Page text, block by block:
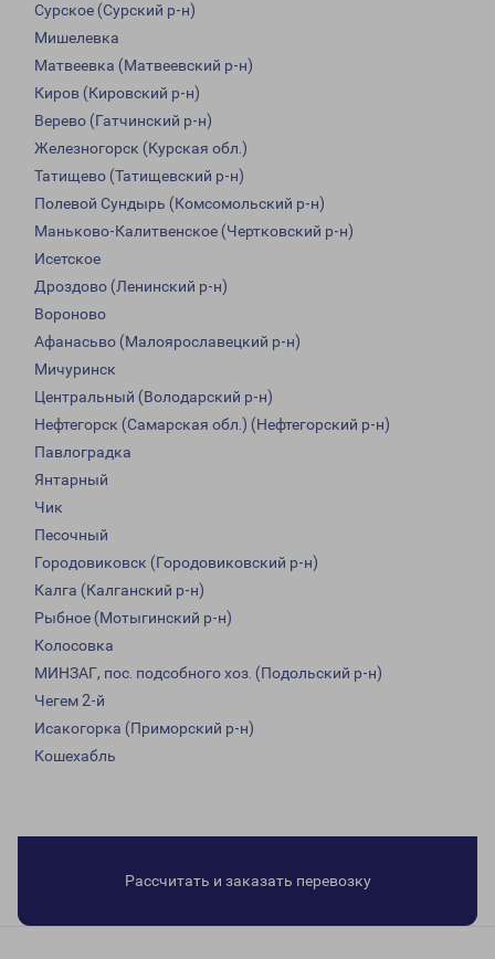
Сурское (Сурский р-н)
Мишелевка
Матвеевка (Матвеевский р-н)
Киров (Кировский р-н)
Верево (Гатчинский р-н)
Железногорск (Курская обл.)
Татищево (Татищевский р-н)
Полевой Сундырь (Комсомольский р-н)
Маньково-Калитвенское (Чертковский р-н)
Исетское
Дроздово (Ленинский р-н)
Вороново
Афанасьво (Малоярославецкий р-н)
Мичуринск
Центральный (Володарский р-н)
Нефтегорск (Самарская обл.) (Нефтегорский р-н)
Павлоградка
Янтарный
Чик
Песочный
Городовиковск (Городовиковский р-н)
Калга (Калганский р-н)
Рыбное (Мотыгинский р-н)
Колосовка
МИНЗАГ, пос. подсобного хоз. (Подольский р-н)
Чегем 2-й
Исакогорка (Приморский р-н)
Кошехабль
Рассчитать и заказать перевозку